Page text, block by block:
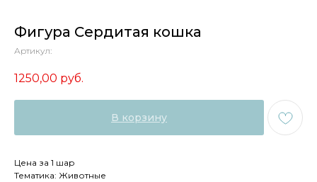
Фигура Сердитая кошка
Артикул:
1250,00 руб.
В корзину
Цена за 1 шар
Тематика: Животные